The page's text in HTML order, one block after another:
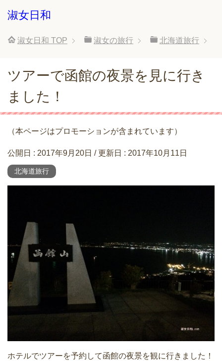
淑女日和
淑女日和 TOP 淑女の旅行 北海道旅行
ツアーで函館の夜景を見に行き
ました！
（本ページはプロモーションが含まれています）
公開日 : 2017年9月20日 / 更新日 : 2017年10月11日
北海道旅行
ホテルでツアーを予約して函館の夜景を観に行きました！